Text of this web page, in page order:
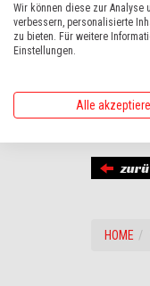
Ernesto
HOME
Wir können diese zur Analyse
verbessern, personalisierte
zu bieten. Für weitere
Einstellungen.
Alle